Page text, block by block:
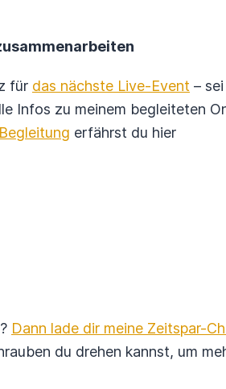
für das nächste Live-Event –
Infos zu meinem begleiteten
erfährst du hier
Dann lade dir meine Zeitspar-
du drehen kannst, um